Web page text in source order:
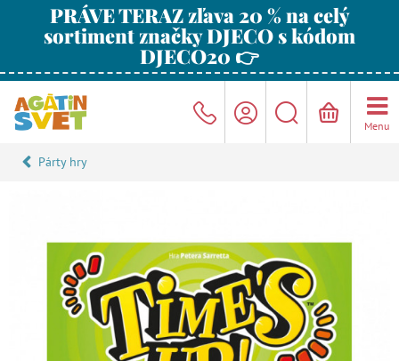
PRÁVE TERAZ zľava 20 % na celý
sortiment značky DJECO s kódom
DJECO20 👉
Menu
Párty hry